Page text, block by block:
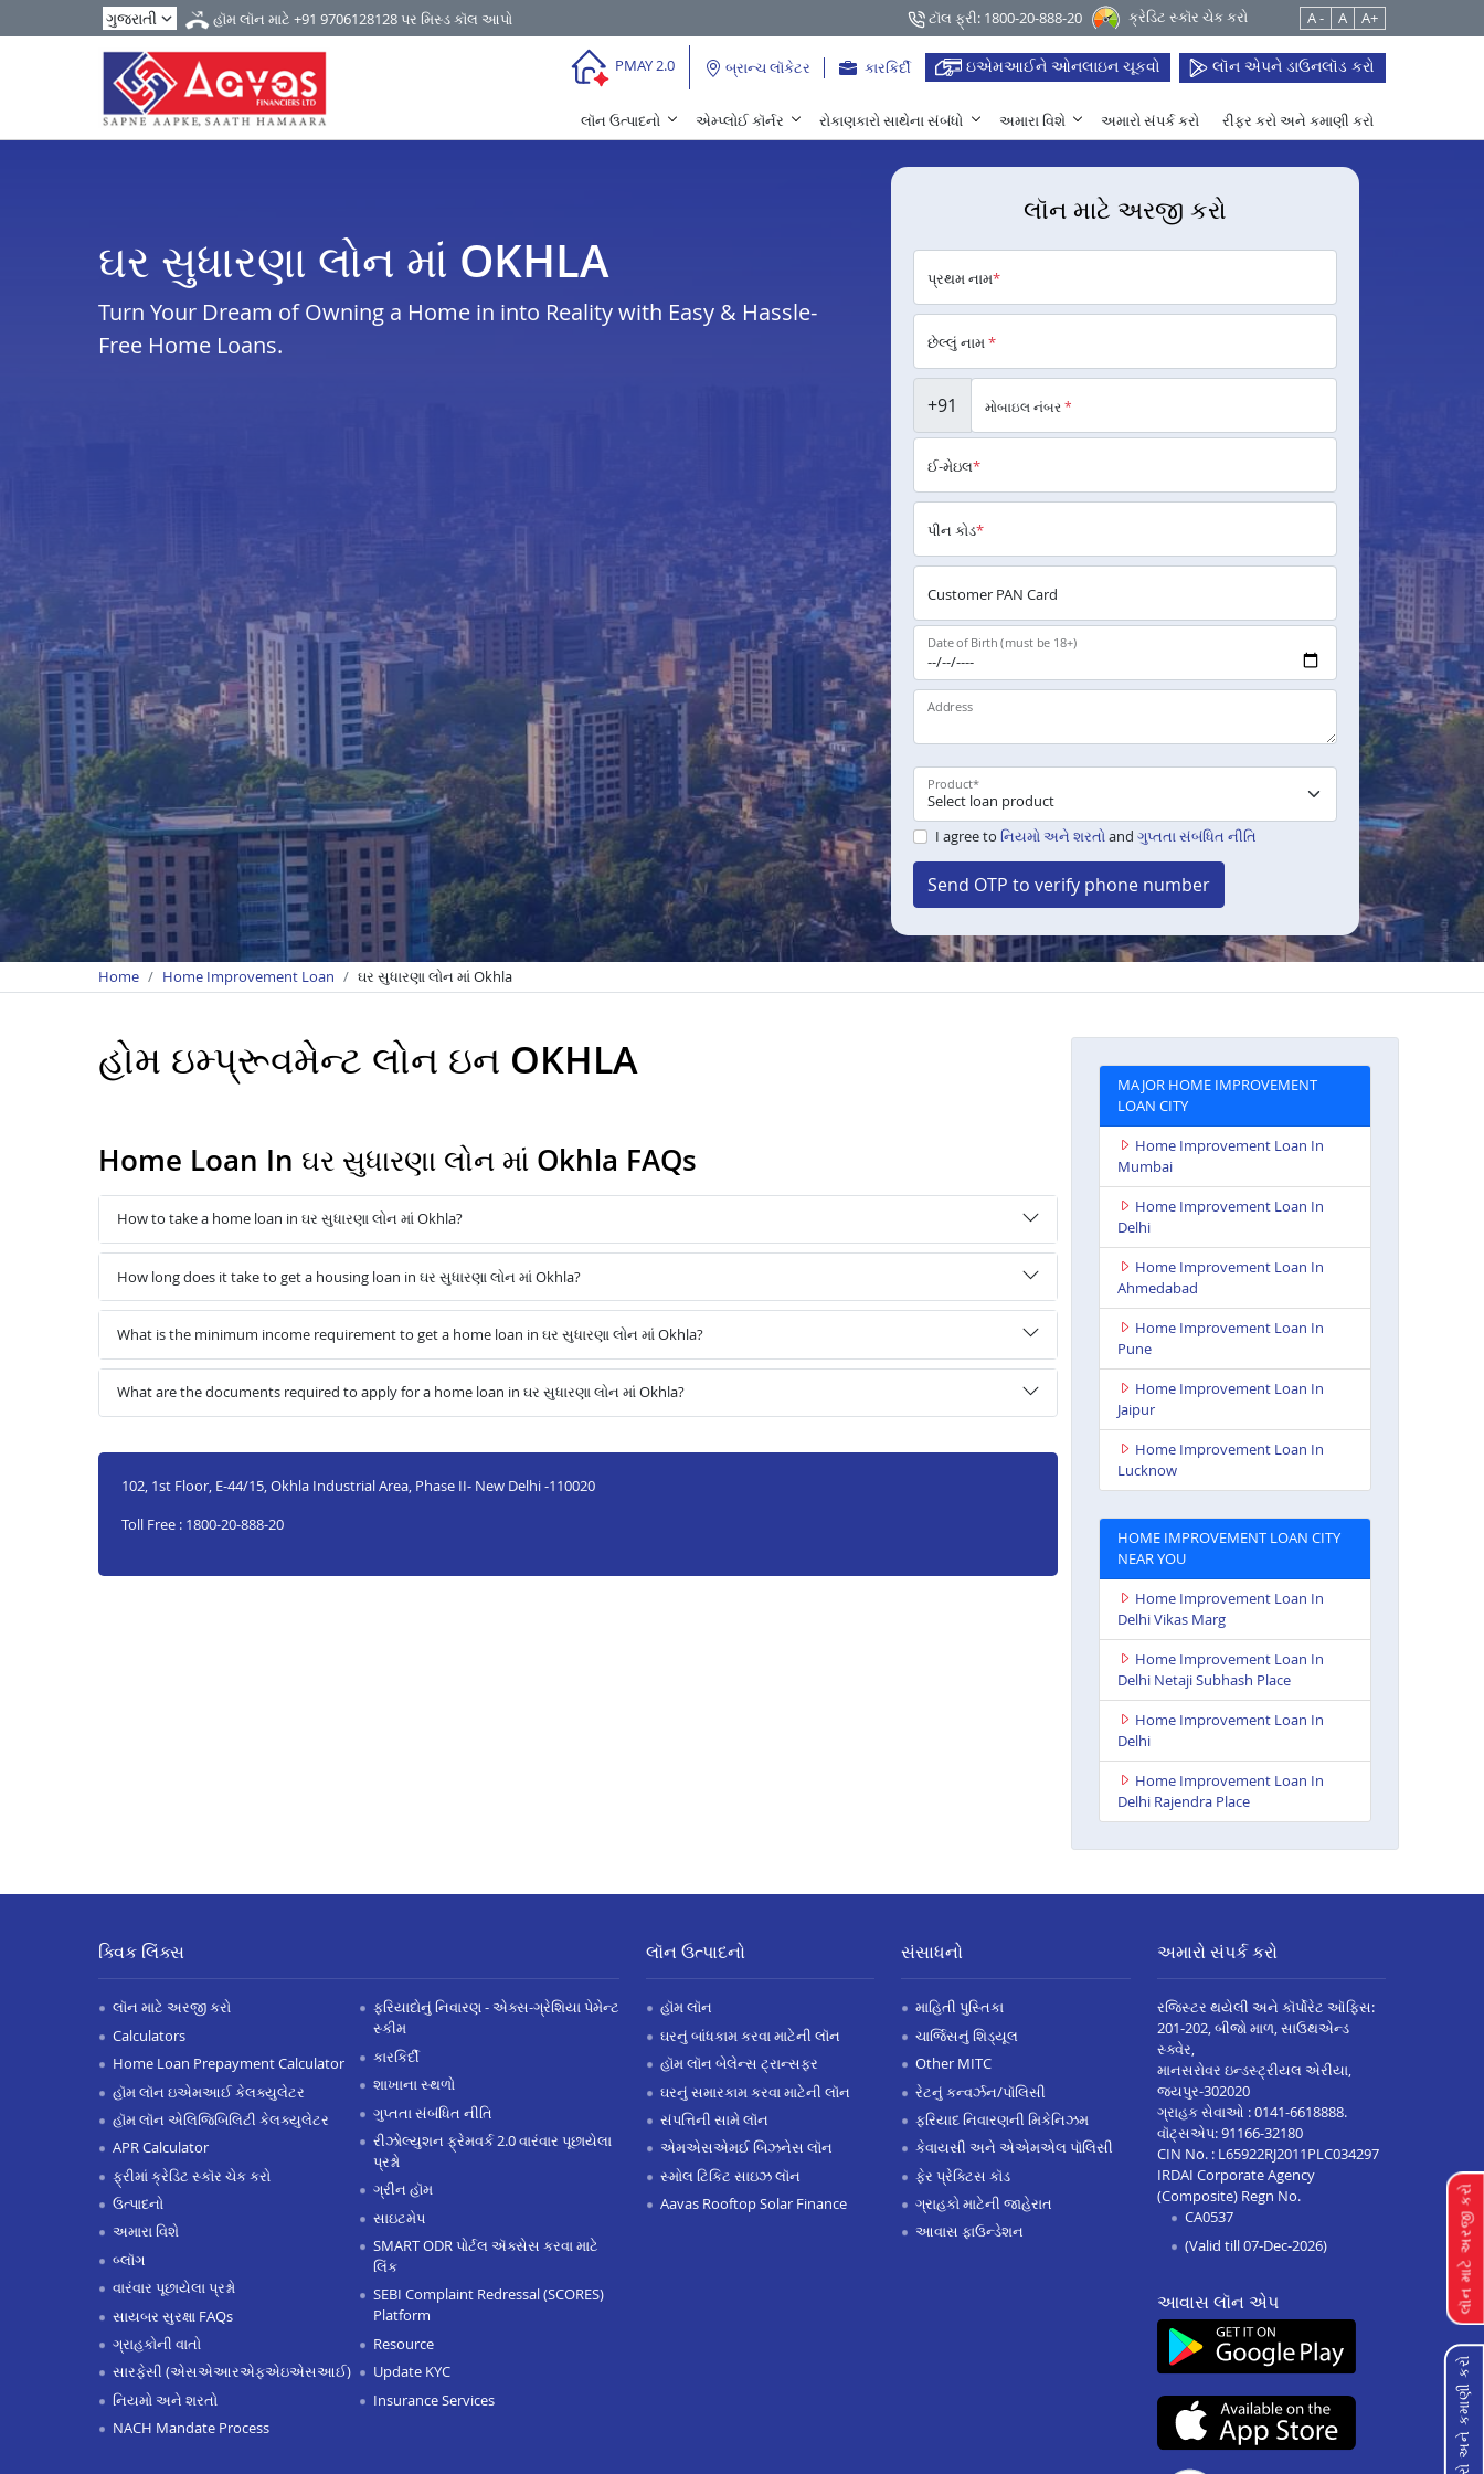
હૉમ લૉન માટે +91 9706128128પર મિસ્ડ કૉલ આપો ટૉલ ફ્રી: 1800-20-888-20 ક્રેડિટ સ્કૉર ચેક કરો A - A A+
PMAY 2.0 બ્રાન્ચ લૉકેટર કારકિર્દી ઇએમઆઈને ઓનલાઇન ચૂકવો લૉન એપને ડાઉનલૉડ કરો
લૉન ઉત્પાદનો એમ્પ્લોઈ કૉર્નર રોકાણકારો સાથેના સંબંધો અમારા વિશે અમારો સંપર્ક કરો રીફર કરો અને કમાણી કરો
ઘર સુધારણા લોન માં OKHLA
Turn Your Dream of Owning a Home in into Reality with Easy & Hassle-
Free Home Loans.
લૉન માટે અરજી કરો
પ્રથમ નામ*
છેલ્લું નામ*
+91 મોબાઇલ નંબર*
ઈ-મેઇલ*
પીન કોડ*
Customer PAN Card
Date of Birth (must be 18+)
Address
Product*
I agree to નિયમો અને શરતો and ગુપ્તતા સંબંધિત નીતિ
Send OTP to verify phone number
Home Home Improvement Loan ઘર સુધારણા લોન માં Okhla
હોમ ઇમ્પ્રૂવમેન્ટ લોન ઇન OKHLA
Home Loan In ઘર સુધારણા લોન માં Okhla FAQs
How to take a home loan in ઘર સુધારણા લોન માં Okhla?
How long does it take to get a housing loan in ઘર સુધારણા લોન માં Okhla?
What is the minimum income requirement to get a home loan in ઘર સુધારણા લોન માં Okhla?
What are the documents required to apply for a home loan in ઘર સુધારણા લોન માં Okhla?
102, 1st Floor, E-44/15, Okhla Industrial Area, Phase II- New Delhi -110020
Toll Free : 1800-20-888-20
MAJOR HOME IMPROVEMENT
LOAN CITY
Home Improvement Loan In
Mumbai
Home Improvement Loan In
Delhi
Home Improvement Loan In
Ahmedabad
Home Improvement Loan In
Pune
Home Improvement Loan In
Jaipur
Home Improvement Loan In
Lucknow
HOME IMPROVEMENT LOAN CITY
NEAR YOU
Home Improvement Loan In
Delhi Vikas Marg
Home Improvement Loan In
Delhi Netaji Subhash Place
Home Improvement Loan In
Delhi
Home Improvement Loan In
Delhi Rajendra Place
લૉન માટે અરજી કરો
ક્વિક લિંક્સ
લૉન માટે અરજી કરો
Calculators
Home Loan Prepayment Calculator
હૉમ લૉન ઇએમઆઈ કેલક્યુલેટર
હૉમ લૉન એલિજિબિલિટી કેલક્યુલેટર
APR Calculator
ફ્રીમાં ક્રેડિટ સ્કૉર ચેક કરો
ઉત્પાદનો
અમારા વિશે
બ્લૉગ
વારંવાર પૂછાયેલા પ્રશ્નો
સાયબર સુરક્ષા FAQs
ગ્રાહકોની વાતો
સારફેસી (એસએઆરએફએઇએસઆઈ)
નિયમો અને શરતો
NACH Mandate Process
ફરિયાદોનું નિવારણ - એક્સ-ગ્રેશિયા પેમેન્ટ
સ્કીમ
કારકિર્દી
શાખાના સ્થળો
ગુપ્તતા સંબંધિત નીતિ
રીઝોલ્યુશન ફ્રેમવર્ક 2.0 વારંવાર પૂછાયેલા
પ્રશ્નો
ગ્રીન હૉમ
સાઇટમેપ
SMART ODR પોર્ટલ ઍક્સેસ કરવા માટે
લિંક
SEBI Complaint Redressal (SCORES)
Platform
Resource
Update KYC
Insurance Services
લૉન ઉત્પાદનો
હૉમ લૉન
ઘરનું બાંધકામ કરવા માટેની લૉન
હૉમ લૉન બેલેન્સ ટ્રાન્સફર
ઘરનું સમારકામ કરવા માટેની લૉન
સંપત્તિની સામે લૉન
એમએસએમઈ બિઝનેસ લૉન
સ્મોલ ટિકિટ સાઇઝ લૉન
Aavas Rooftop Solar Finance
સંસાધનો
માહિતી પુસ્તિકા
ચાર્જિસનું શિડ્યૂલ
Other MITC
રેટનું કન્વર્ઝન/પૉલિસી
ફરિયાદ નિવારણની મિકેનિઝમ
કેવાયસી અને એએમએલ પૉલિસી
ફેર પ્રેક્ટિસ કૉડ
ગ્રાહકો માટેની જાહેરાત
આવાસ ફાઉન્ડેશન
અમારો સંપર્ક કરો
રજિસ્ટર થયેલી અને કૉર્પોરેટ ઑફિસ:
201-202, બીજો માળ, સાઉથએન્ડ
સ્ક્વેર,
માનસરોવર ઇન્ડસ્ટ્રીયલ એરીયા,
જયપુર-302020
ગ્રાહક સેવાઓ :0141-6618888.
વૉટ્સએપ:91166-32180
CIN No. : L65922RJ2011PLC034297
IRDAI Corporate Agency
(Composite) Regn No.
CA0537
(Valid till 07-Dec-2026)
આવાસ લૉન એપ